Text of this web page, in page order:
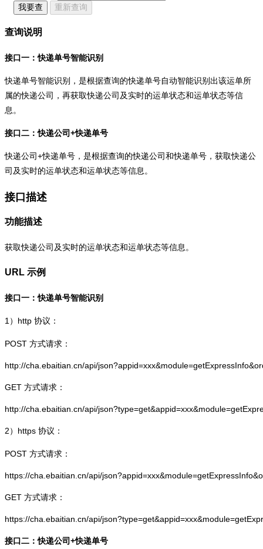
我要查
重新查询
查询说明
接口一：快递单号智能识别
快递单号智能识别，是根据查询的快递单号自动智能识别出该运单所
属的快递公司，再获取快递公司及实时的运单状态和运单状态等信
息。
接口二：快递公司+快递单号
快递公司+快递单号，是根据查询的快递公司和快递单号，获取快递公
司及实时的运单状态和运单状态等信息。
接口描述
功能描述
获取快递公司及实时的运单状态和运单状态等信息。
URL 示例
接口一：快递单号智能识别
1） http 协议：
POST 方式请求：
http://cha.ebaitian.cn/api/
GET 方式请求：
http://cha.ebaitian.cn/api/
2） https 协议：
POST 方式请求：
https://cha.ebaitian.cn/api/
GET 方式请求：
https://cha.ebaitian.cn/api/
接口二：快递公司+快递单号